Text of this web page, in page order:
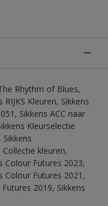
Rhythm of Blues,
Kleuren, Sikkens
Sikkens ACC naar
Kleurselectie
Collectie kleuren,
Colour Futures 2023,
Colour Futures 2021,
2019, Sikkens